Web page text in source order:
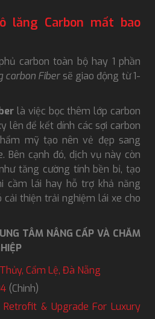
lăng Carbon mất bao
carbon toàn bộ hay 1 phần
carbon Fibersẽ giao động từ 1-
là việc bọc thêm lớp carbon
lên để kết dính các sợi carbon
mỹ tạo nên vẻ đẹp sang
Bên cạnh đó, dịch vụ này còn
tăng cường tính bền bỉ, tạo
cầm lái hay hỗ trợ khả năng
cải thiện trải nghiệm lái xe cho
TÂM NÂNG CẤP VÀ CHĂM
Cẩm Lệ, Đà Nẵng
(Chinh)
Retrofit & Upgrade For Luxury